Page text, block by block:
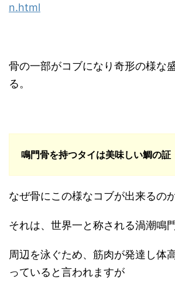
n.html
骨の一部がコブになり奇形の様な
る。
鳴門骨を持つタイは美味しい鯛の証
なぜ骨にこの様なコブが出来るの
それは、世界一と称される渦潮鳴
周辺を泳ぐため、筋肉が発達し体
っていると言われますが